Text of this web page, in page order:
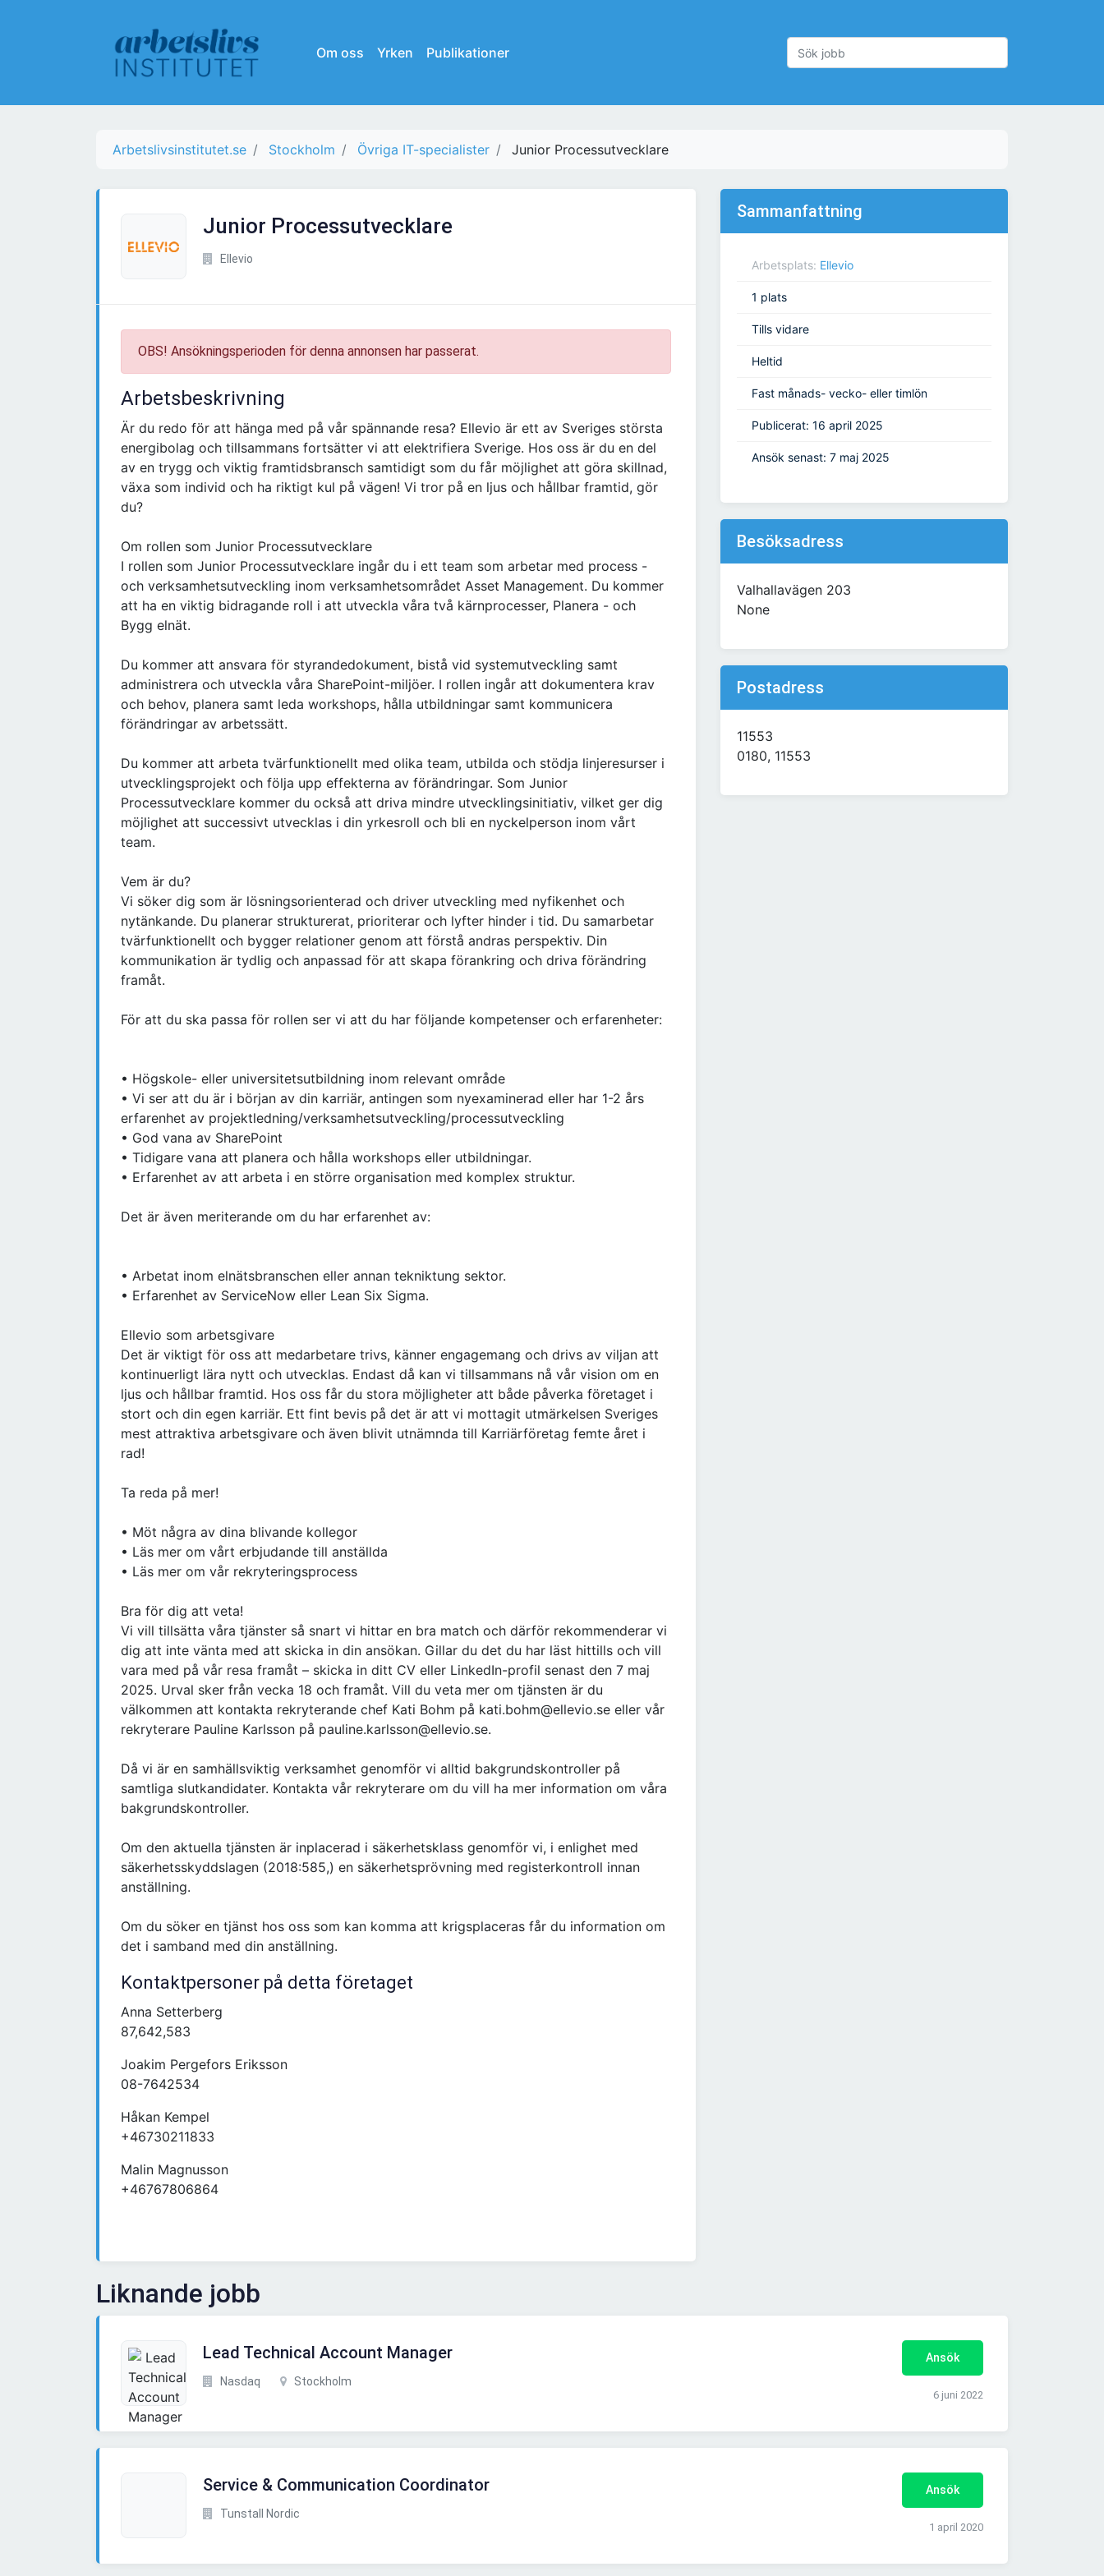
Om oss Yrken Publikationer
Arbetslivsinstitutet.se Stockholm Övriga IT-specialister Junior Processutvecklare
Junior Processutvecklare
Ellevio
OBS! Ansökningsperioden för denna annonsen har passerat.
Arbetsbeskrivning
Är du redo för att hänga med på vår spännande resa? Ellevio är ett av Sveriges största
energibolag och tillsammans fortsätter vi att elektrifiera Sverige. Hos oss är du en del
av en trygg och viktig framtidsbransch samtidigt som du får möjlighet att göra skillnad,
växa som individ och ha riktigt kul på vägen! Vi tror på en ljus och hållbar framtid, gör
du?
Om rollen som Junior Processutvecklare
I rollen som Junior Processutvecklare ingår du i ett team som arbetar med process -
och verksamhetsutveckling inom verksamhetsområdet Asset Management. Du kommer
att ha en viktig bidragande roll i att utveckla våra två kärnprocesser, Planera - och
Bygg elnät.
Du kommer att ansvara för styrandedokument, bistå vid systemutveckling samt
administrera och utveckla våra SharePoint-miljöer. I rollen ingår att dokumentera krav
och behov, planera samt leda workshops, hålla utbildningar samt kommunicera
förändringar av arbetssätt.
Du kommer att arbeta tvärfunktionellt med olika team, utbilda och stödja linjeresurser i
utvecklingsprojekt och följa upp effekterna av förändringar. Som Junior
Processutvecklare kommer du också att driva mindre utvecklingsinitiativ, vilket ger dig
möjlighet att successivt utvecklas i din yrkesroll och bli en nyckelperson inom vårt
team.
Vem är du?
Vi söker dig som är lösningsorienterad och driver utveckling med nyfikenhet och
nytänkande. Du planerar strukturerat, prioriterar och lyfter hinder i tid. Du samarbetar
tvärfunktionellt och bygger relationer genom att förstå andras perspektiv. Din
kommunikation är tydlig och anpassad för att skapa förankring och driva förändring
framåt.
För att du ska passa för rollen ser vi att du har följande kompetenser och erfarenheter:
• Högskole- eller universitetsutbildning inom relevant område
• Vi ser att du är i början av din karriär, antingen som nyexaminerad eller har 1-2 års
erfarenhet av projektledning/verksamhetsutveckling/processutveckling
• God vana av SharePoint
• Tidigare vana att planera och hålla workshops eller utbildningar.
• Erfarenhet av att arbeta i en större organisation med komplex struktur.
Det är även meriterande om du har erfarenhet av:
• Arbetat inom elnätsbranschen eller annan tekniktung sektor.
• Erfarenhet av ServiceNow eller Lean Six Sigma.
Ellevio som arbetsgivare
Det är viktigt för oss att medarbetare trivs, känner engagemang och drivs av viljan att
kontinuerligt lära nytt och utvecklas. Endast då kan vi tillsammans nå vår vision om en
ljus och hållbar framtid. Hos oss får du stora möjligheter att både påverka företaget i
stort och din egen karriär. Ett fint bevis på det är att vi mottagit utmärkelsen Sveriges
mest attraktiva arbetsgivare och även blivit utnämnda till Karriärföretag femte året i
rad!
Ta reda på mer!
• Möt några av dina blivande kollegor
• Läs mer om vårt erbjudande till anställda
• Läs mer om vår rekryteringsprocess
Bra för dig att veta!
Vi vill tillsätta våra tjänster så snart vi hittar en bra match och därför rekommenderar vi
dig att inte vänta med att skicka in din ansökan. Gillar du det du har läst hittills och vill
vara med på vår resa framåt – skicka in ditt CV eller LinkedIn-profil senast den 7 maj
2025. Urval sker från vecka 18 och framåt. Vill du veta mer om tjänsten är du
välkommen att kontakta rekryterande chef Kati Bohm på kati.bohm@ellevio.se eller vår
rekryterare Pauline Karlsson på pauline.karlsson@ellevio.se.
Då vi är en samhällsviktig verksamhet genomför vi alltid bakgrundskontroller på
samtliga slutkandidater. Kontakta vår rekryterare om du vill ha mer information om våra
bakgrundskontroller.
Om den aktuella tjänsten är inplacerad i säkerhetsklass genomför vi, i enlighet med
säkerhetsskyddslagen (2018:585,) en säkerhetsprövning med registerkontroll innan
anställning.
Om du söker en tjänst hos oss som kan komma att krigsplaceras får du information om
det i samband med din anställning.
Kontaktpersoner på detta företaget
Anna Setterberg
87,642,583
Joakim Pergefors Eriksson
08-7642534
Håkan Kempel
+46730211833
Malin Magnusson
+46767806864
Sammanfattning
Arbetsplats: Ellevio
1 plats
Tills vidare
Heltid
Fast månads- vecko- eller timlön
Publicerat: 16 april 2025
Ansök senast: 7 maj 2025
Besöksadress
Valhallavägen 203
None
Postadress
11553
0180, 11553
Liknande jobb
Lead Technical Account Manager
Nasdaq Stockholm
Ansök
6 juni 2022
Service & Communication Coordinator
Tunstall Nordic
Ansök
1 april 2020